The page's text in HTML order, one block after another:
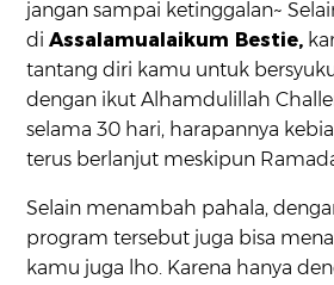
jangan sampai ketinggalan~
diAssalamualaikum Bestie,
tantang diri kamu untuk
dengan ikut Alhamdulillah
selama 30 hari, harapannya
terus berlanjut meskipun
Selain menambah pahala,
program tersebut juga bisa
kamu juga lho. Karena hanya